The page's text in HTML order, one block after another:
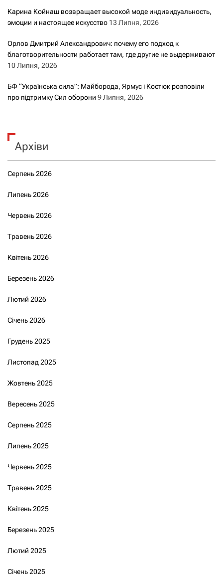
Карина Койнаш возвращает высокой моде индивидуальность,
эмоции и настоящее искусство 13 Липня, 2026
Орлов Дмитрий Александрович: почему его подход к
благотворительности работает там, где другие не выдерживают
10 Липня, 2026
БФ “Українська сила”: Майборода, Ярмус і Костюк розповіли
про підтримку Сил оборони 9 Липня, 2026
Архіви
Серпень 2026
Липень 2026
Червень 2026
Травень 2026
Квітень 2026
Березень 2026
Лютий 2026
Січень 2026
Грудень 2025
Листопад 2025
Жовтень 2025
Вересень 2025
Серпень 2025
Липень 2025
Червень 2025
Травень 2025
Квітень 2025
Березень 2025
Лютий 2025
Січень 2025